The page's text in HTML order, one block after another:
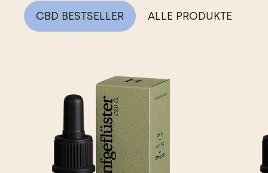
CBD BESTSELLER ALLE PRODUKTE